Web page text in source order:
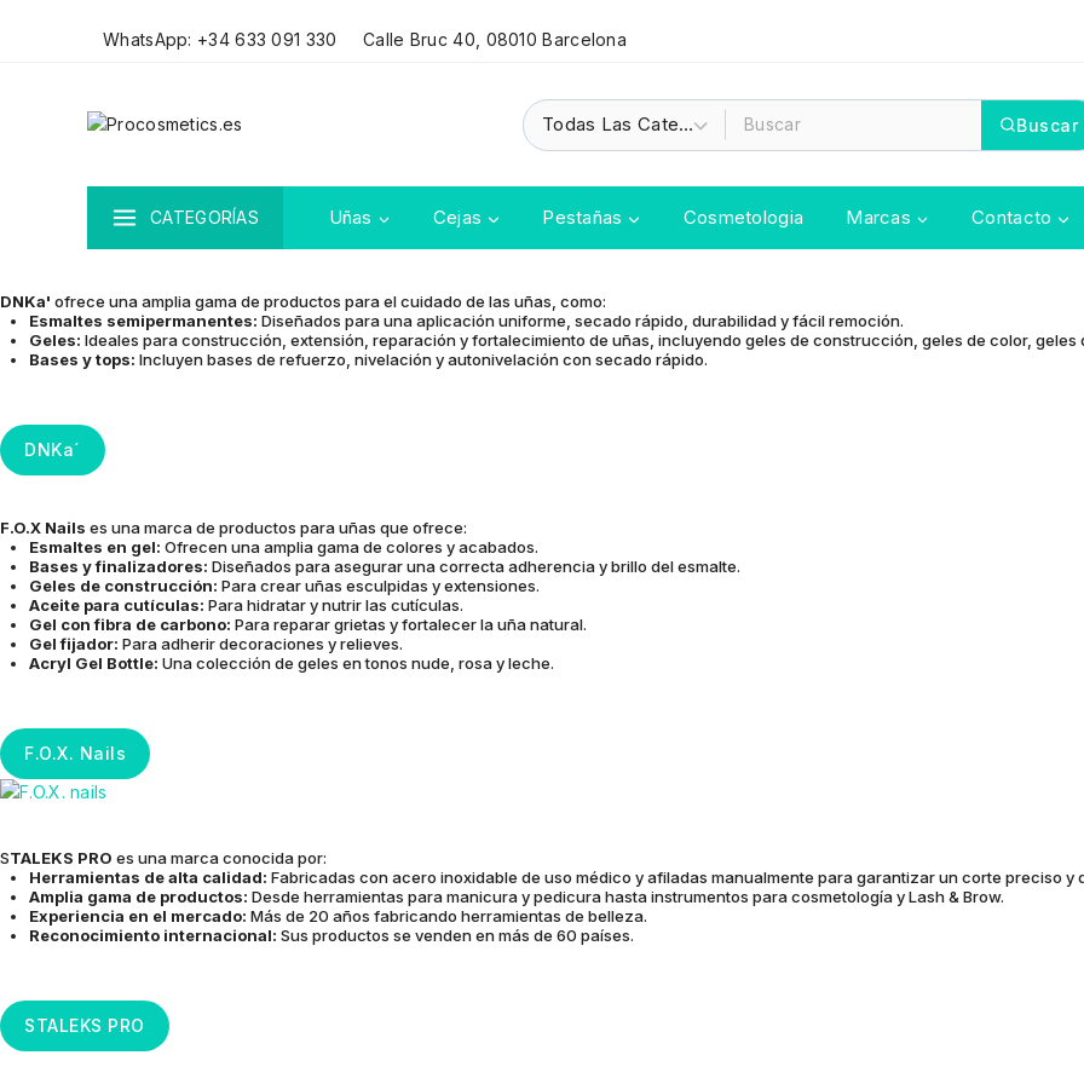
WhatsApp: +34 633 091 330 Calle Bruc 40, 08010 Barcelona
Buscar
CATEGORÍAS Uñas Cejas Pestañas Cosmetologia Marcas Contacto
DNKa' ofrece una amplia gama de productos para el cuidado de las uñas, como:
Esmaltes semipermanentes: Diseñados para una aplicación uniforme, secado rápido, durabilidad y fácil remoción.
Geles: Ideales para construcción, extensión, reparación y fortalecimiento de uñas, incluyendo geles de construcción, geles de color,
Bases y tops: Incluyen bases de refuerzo, nivelación y autonivelación con secado rápido.
DNKa´
F.O.X Nails es una marca de productos para uñas que ofrece:
Esmaltes en gel: Ofrecen una amplia gama de colores y acabados.
Bases y finalizadores: Diseñados para asegurar una correcta adherencia y brillo del esmalte.
Geles de construcción: Para crear uñas esculpidas y extensiones.
Aceite para cutículas: Para hidratar y nutrir las cutículas.
Gel con fibra de carbono: Para reparar grietas y fortalecer la uña natural.
Gel fijador: Para adherir decoraciones y relieves.
Acryl Gel Bottle: Una colección de geles en tonos nude, rosa y leche.
F.O.X. Nails
STALEKS PRO es una marca conocida por:
Herramientas de alta calidad: Fabricadas con acero inoxidable de uso médico y afiladas manualmente para garantizar un corte preciso y
Amplia gama de productos: Desde herramientas para manicura y pedicura hasta instrumentos para cosmetología y Lash & Brow.
Experiencia en el mercado: Más de 20 años fabricando herramientas de belleza.
Reconocimiento internacional: Sus productos se venden en más de 60 países.
STALEKS PRO